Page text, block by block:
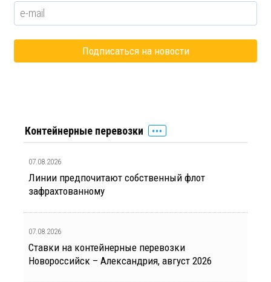
Контейнерные перевозки
07.08.2026
Линии предпочитают собственный флот
зафрахтованному
07.08.2026
Ставки на контейнерные перевозки
Новороссийск – Александрия, август 2026